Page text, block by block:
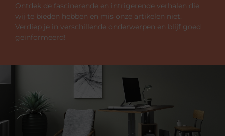
Ontdek de fascinerende en intrigerende verhalen die
wij te bieden hebben en mis onze artikelen niet.
Verdiep je in verschillende onderwerpen en blijf goed
geïnformeerd!